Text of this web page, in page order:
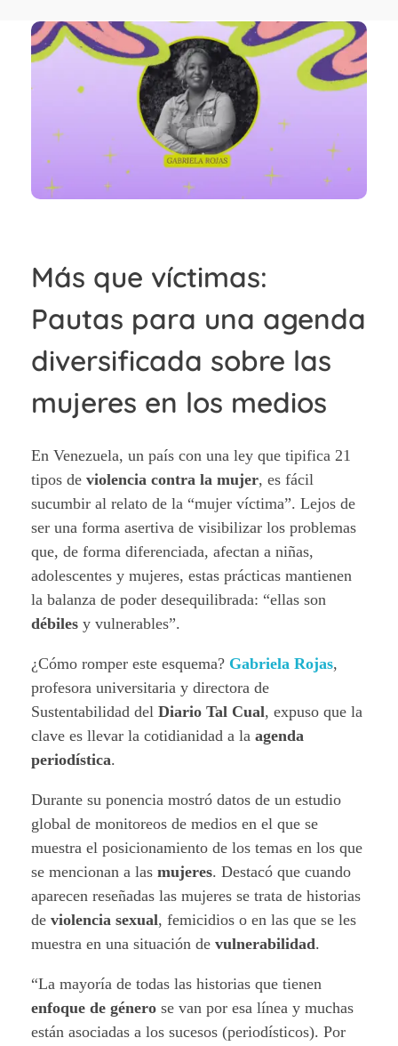
Más que víctimas:
Pautas para una agenda
diversificada sobre las
mujeres en los medios
En Venezuela, un país con una ley que tipifica 21
tipos de violencia contra la mujer, es fácil
sucumbir al relato de la “mujer víctima”. Lejos de
ser una forma asertiva de visibilizar los problemas
que, de forma diferenciada, afectan a niñas,
adolescentes y mujeres, estas prácticas mantienen
la balanza de poder desequilibrada: “ellas son
débiles y vulnerables”.
¿Cómo romper este esquema? Gabriela Rojas,
profesora universitaria y directora de
Sustentabilidad del Diario Tal Cual, expuso que la
clave es llevar la cotidianidad a la agenda
periodística.
Durante su ponencia mostró datos de un estudio
global de monitoreos de medios en el que se
muestra el posicionamiento de los temas en los que
se mencionan a las mujeres. Destacó que cuando
aparecen reseñadas las mujeres se trata de historias
de violencia sexual, femicidios o en las que se les
muestra en una situación de vulnerabilidad.
“La mayoría de todas las historias que tienen
enfoque de género se van por esa línea y muchas
están asociadas a los sucesos (periodísticos). Por